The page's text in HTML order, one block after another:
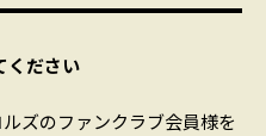
ください
ズのファンクラブ会員様を